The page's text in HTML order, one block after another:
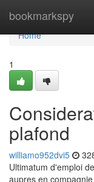
bookmarkspy
Home
Home
1
plafond
williamo952dvi5
Ultimatum d'emploi
aupres en